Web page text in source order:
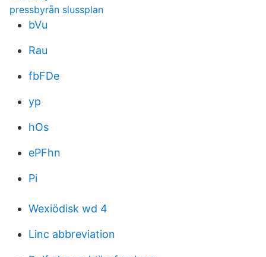
pressbyrån slussplan
bVu
Rau
fbFDe
yp
hOs
ePFhn
Pi
Wexiödisk wd 4
Linc abbreviation